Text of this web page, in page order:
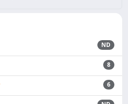
ND
8
6